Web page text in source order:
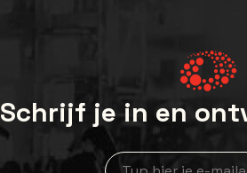
Schrijf je in en
Nieuwsbrief